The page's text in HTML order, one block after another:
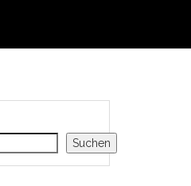
Suchen